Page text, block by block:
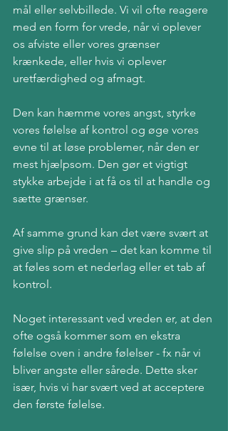
mål eller selvbillede. Vi vil ofte reagere
med en form for vrede, når vi oplever
os afviste eller vores grænser
krænkede, eller hvis vi oplever
uretfærdighed og afmagt.
Den kan hæmme vores angst, styrke
vores følelse af kontrol og øge vores
evne til at løse problemer, når den er
mest hjælpsom. Den gør et vigtigt
stykke arbejde i at få os til at handle og
sætte grænser.
Af samme grund kan det være svært at
give slip på vreden – det kan komme til
at føles som et nederlag eller et tab af
kontrol.
Noget interessant ved vreden er, at den
ofte også kommer som en ekstra
følelse oven i andre følelser - fx når vi
bliver angste eller sårede. Dette sker
især, hvis vi har svært ved at acceptere
den første følelse.